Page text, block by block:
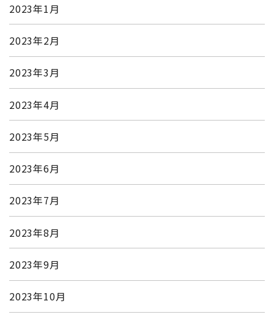
2023年1月
2023年2月
2023年3月
2023年4月
2023年5月
2023年6月
2023年7月
2023年8月
2023年9月
2023年10月